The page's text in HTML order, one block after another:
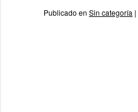
Publicado en Sin categoría |